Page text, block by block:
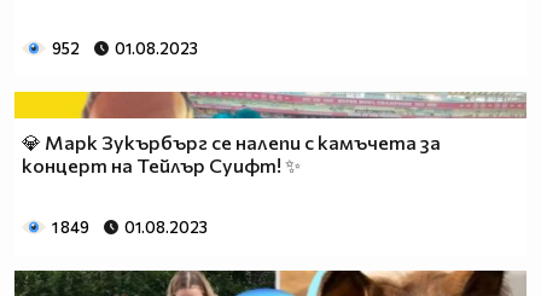
952 01.08.2023
💎 Марк Зукърбърг се налепи с камъчета за
концерт на Тейлър Суифт! ✨
1 849 01.08.2023